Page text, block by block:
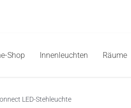
Shop Innenleuchten Räume
LED-Stehleuchte